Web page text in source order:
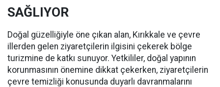
SAĞLIYOR
Doğal güzelliğiyle öne çıkan alan, Kırıkkale ve çevre
illerden gelen ziyaretçilerin ilgisini çekerek bölge
turizmine de katkı sunuyor. Yetkililer, doğal yapının
korunmasının önemine dikkat çekerken, ziyaretçilerin
çevre temizliği konusunda duyarlı davranmalarını